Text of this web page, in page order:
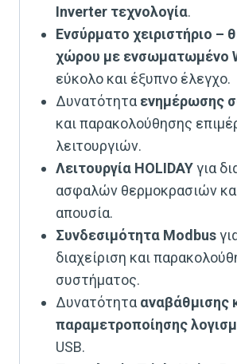
Inverter τεχνολογία.
Ενσύρματο χειριστήριο –
χώρου με ενσωματωμένο
εύκολο και έξυπνο έλεγχο.
Δυνατότητα ενημέρωσης
και παρακολούθησης
λειτουργιών.
Λειτουργία HOLIDAYγια
ασφαλών θερμοκρασιών
απουσία.
Συνδεσιμότητα Modbus
διαχείριση και
συστήματος.
Δυνατότητα αναβάθμισης
παραμετροποίησης
USB.